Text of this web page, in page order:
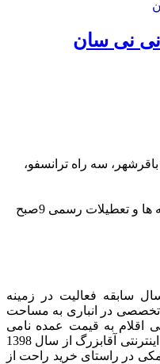
نی نی سان
سه راه ترانسفو،
همه روزه حتی جمعه ها غیر از دوشنبه ها و تعطیلات رسمی 9صبح
آقابزرگ با بیش از 20 سال سابقه فعالیت در زمینه
در انباری به مساحت
اقلام به قیمت عمده نامی
آشنا در این عرصه میباشد. فروشگاه اینترنتی آقابزرگ از سال 1398
در راستای خرید راحت از